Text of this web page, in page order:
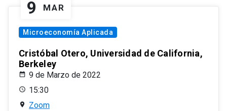
9 MAR
Microeconomía Aplicada
Cristóbal Otero, Universidad de California,
Berkeley
9 de Marzo de 2022
15:30
Zoom